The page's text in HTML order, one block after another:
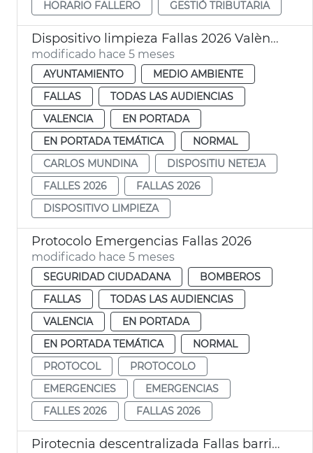
HORARIO FALLERO
GESTIÓ TRIBUTARIA
Dispositivo limpieza Fallas 2026 València
modificado hace 5 meses
AYUNTAMIENTO
MEDIO AMBIENTE
FALLAS
TODAS LAS AUDIENCIAS
VALENCIA
EN PORTADA
EN PORTADA TEMÁTICA
NORMAL
CARLOS MUNDINA
DISPOSITIU NETEJA
FALLES 2026
FALLAS 2026
DISPOSITIVO LIMPIEZA
Protocolo Emergencias Fallas 2026
modificado hace 5 meses
SEGURIDAD CIUDADANA
BOMBEROS
FALLAS
TODAS LAS AUDIENCIAS
VALENCIA
EN PORTADA
EN PORTADA TEMÁTICA
NORMAL
PROTOCOL
PROTOCOLO
EMERGENCIES
EMERGENCIAS
FALLES 2026
FALLAS 2026
Pirotecnia descentralizada Fallas barrios y pedanías València